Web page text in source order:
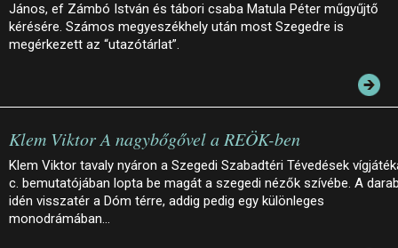
János, ef Zámbó István és tábori csaba Matula Péter műgyűjtő
kérésére. Számos megyeszékhely után most Szegedre is
megérkezett az “utazótárlat”.
Klem Viktor A nagybőgővel a REÖK-ben
Klem Viktor tavaly nyáron a Szegedi Szabadtéri Tévedések
c. bemutatójában lopta be magát a szegedi nézők szívébe. A
idén visszatér a Dóm térre, addig pedig egy különleges
monodrámában…